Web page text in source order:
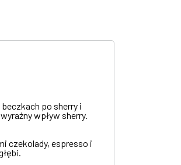
po sherry i
wpływ sherry.
czekolady, espresso i